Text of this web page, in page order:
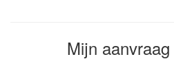
Mijn aanvraag